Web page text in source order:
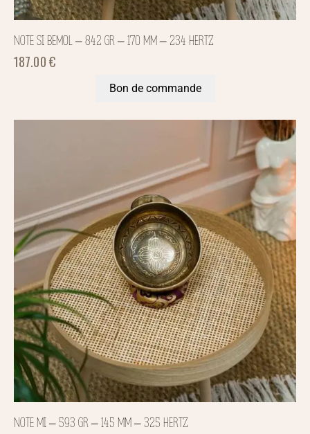
NOTE SI BEMOL – 842 GR – 170 MM – 234 HERTZ
187.00€
Bon de commande
NOTE MI – 593 GR – 145 MM – 325 HERTZ